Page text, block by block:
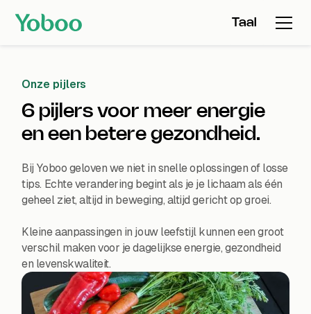
Taal
Onze pijlers
6 pijlers voor meer energie
en een betere gezondheid.
Bij Yoboo geloven we niet in snelle oplossingen of losse
tips. Echte verandering begint als je je lichaam als één
geheel ziet, altijd in beweging, altijd gericht op groei.
Kleine aanpassingen in jouw leefstijl kunnen een groot
verschil maken voor je dagelijkse energie, gezondheid
en levenskwaliteit.